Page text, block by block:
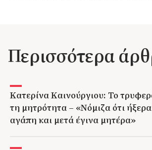
Περισσότερα
Κατερίνα Καινούργιου: Το
τη μητρότητα – «Νόμιζα ότι ήξερα
αγάπη και μετά έγινα μητέρα»